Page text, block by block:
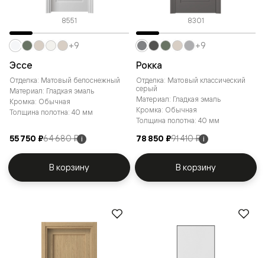
8551
Эссе
Отделка: Матовый белоснежный
Материал: Гладкая эмаль
Кромка: Обычная
Толщина полотна: 40 мм
55 750 ₽64 680 ₽ i
+9
В корзину
8301
Рокка
Отделка: Матовый классический
серый
Материал: Гладкая эмаль
Кромка: Обычная
Толщина полотна: 40 мм
78 850 ₽91 410 ₽ i
+9
В корзину